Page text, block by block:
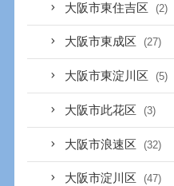
大阪市東住吉区 (2)
大阪市東成区 (27)
大阪市東淀川区 (5)
大阪市此花区 (3)
大阪市浪速区 (32)
大阪市淀川区 (47)